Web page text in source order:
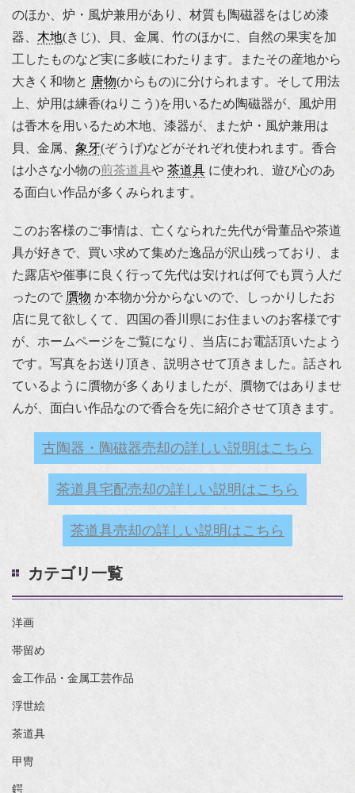
のほか、炉・風炉兼用があり、材質も陶磁器をはじめ漆
器、 木地(きじ)、貝、金属、竹のほかに、自然の果実を加
工したものなど実に多岐にわたります。またその産地から
大きく和物と 唐物(からもの)に分けられます。そして用法
上、炉用は練香(ねりこう)を用いるため陶磁器が、風炉用
は香木を用いるため木地、漆器が、また炉・風炉兼用は
貝、金属、 象牙(ぞうげ)などがそれぞれ使われます。香合
は小さな小物の煎茶道具や 茶道具 に使われ、遊び心のあ
る面白い作品が多くみられます。
このお客様のご事情は、亡くなられた先代が骨董品や茶道
具が好きで、買い求めて集めた逸品が沢山残っており、ま
た露店や催事に良く行って先代は安ければ何でも買う人だ
ったので 贋物 か本物か分からないので、しっかりしたお
店に見て欲しくて、四国の香川県にお住まいのお客様です
が、ホームページをご覧になり、当店にお電話頂いたよう
です。写真をお送り頂き、説明させて頂きました。話され
ているように贋物が多くありましたが、贋物ではありませ
んが、面白い作品なので香合を先に紹介させて頂きます。
古陶器・陶磁器売却の詳しい説明はこちら
茶道具宅配売却の詳しい説明はこちら
茶道具売却の詳しい説明はこちら
カテゴリ一覧
洋画
帯留め
金工作品・金属工芸作品
浮世絵
茶道具
甲冑
鍔